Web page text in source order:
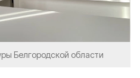
Белгородской области